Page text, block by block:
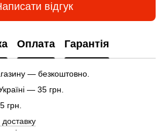
відгук
Оплата Гарантія
— безкоштовно.
— 35 грн.
грн.